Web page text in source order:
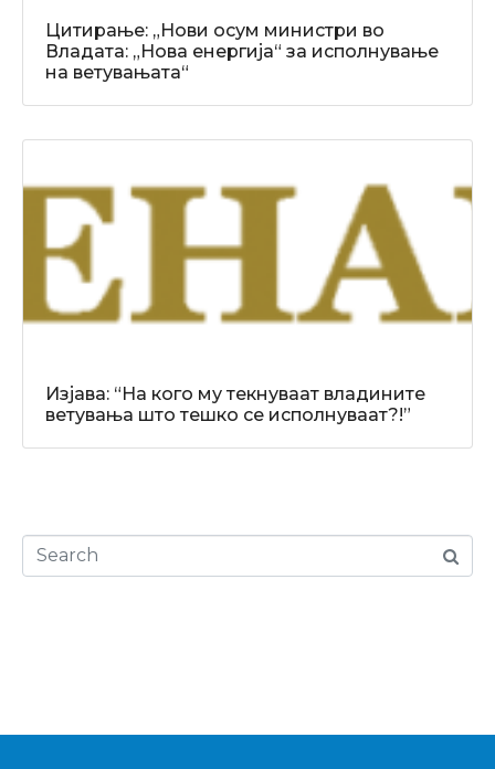
Цитирање: „Нови осум министри во
Владата: „Нова енергија“ за исполнување
на ветувањата“
Изјава: “На кого му текнуваат владините
ветувања што тешко се исполнуваат?!”